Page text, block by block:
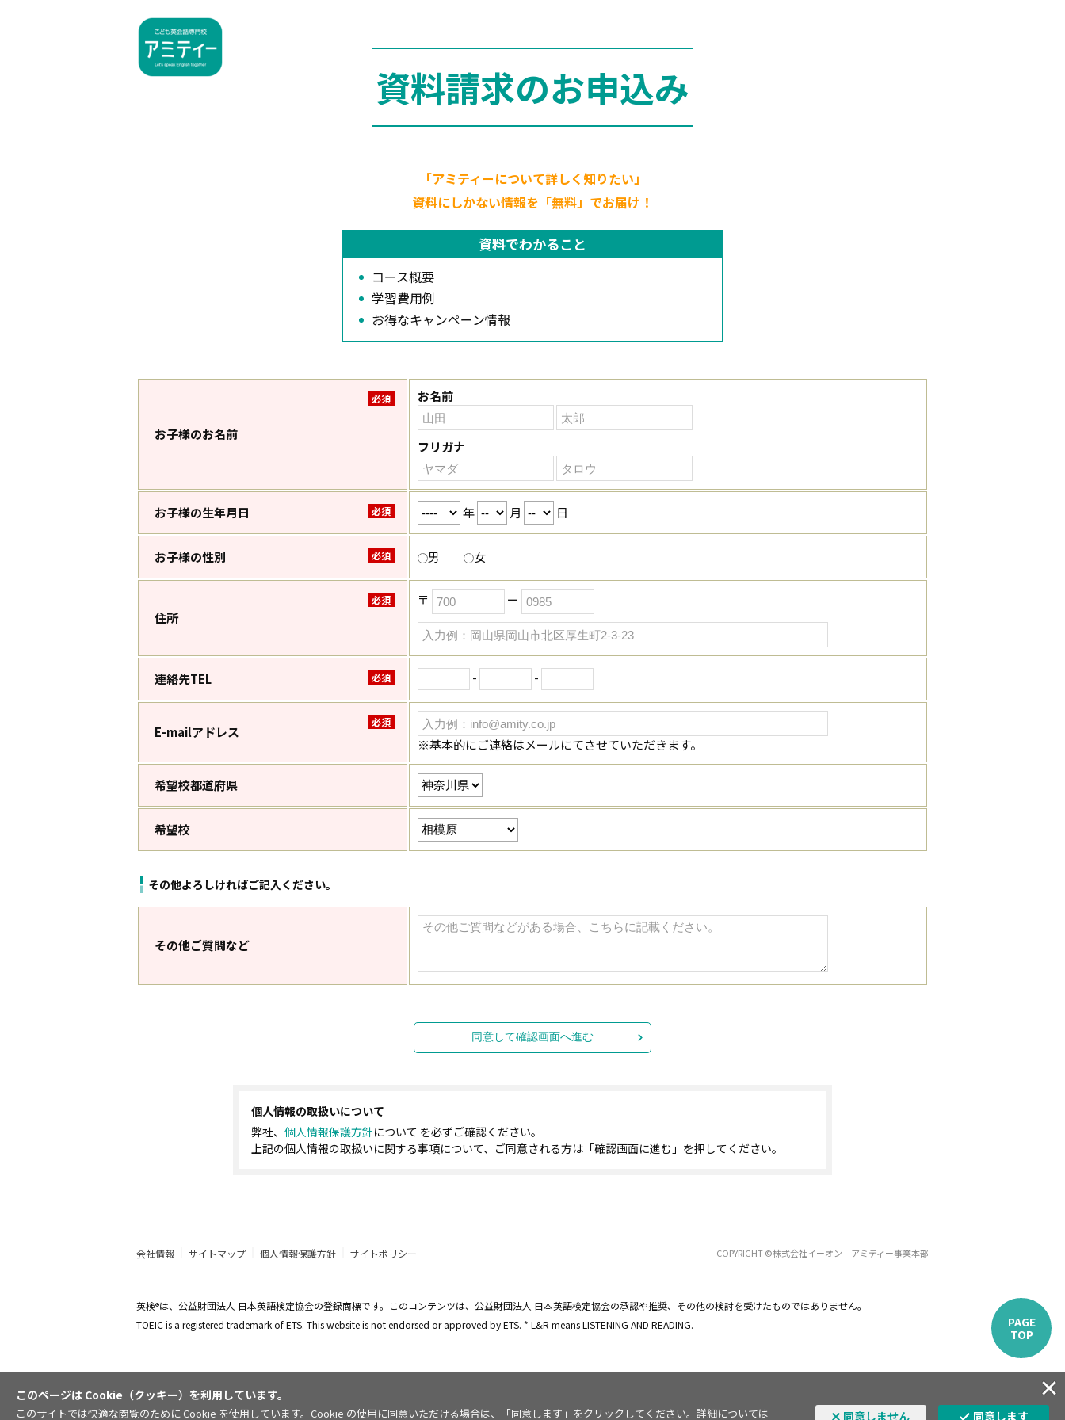
このページは Cookie（クッキー）を利用しています。
このサイトでは快適な閲覧のために Cookie を使用しています。Cookie の使用に同意いただける場合は、「同意します」をクリックしてください。詳細については 同意しません 同意します
資料請求のお申込み
「アミティーについて詳しく知りたい」
資料にしかない情報を「無料」でお届け！
資料でわかること
コース概要
学習費用例
お得なキャンペーン情報
お子様のお名前
必須 お名前
フリガナ
お子様の生年月日 必須 年 月 日
お子様の性別 必須 男 女
住所
必須 〒 ー
連絡先TEL 必須 - -
E-mailアドレス
必須
※基本的にご連絡はメールにてさせていただきます。
希望校都道府県
希望校
その他よろしければご記入ください。
その他ご質問など
同意して確認画面へ進む
個人情報の取扱いについて
弊社、 個人情報保護方針について を必ずご確認ください。
上記の個人情報の取扱いに関する事項について、ご同意される方は「確認画面に進む」を押してください。
PAGE
TOP
会社情報 サイトマップ 個人情報保護方針 サイトポリシー COPYRIGHT ©株式会社イーオン アミティー事業本部
英検®は、公益財団法人 日本英語検定協会の登録商標です。このコンテンツは、公益財団法人 日本英語検定協会の承認や推奨、その他の検討を受けたものではありません。
TOEIC is a registered trademark of ETS. This website is not endorsed or approved by ETS. * L&R means LISTENING AND READING.